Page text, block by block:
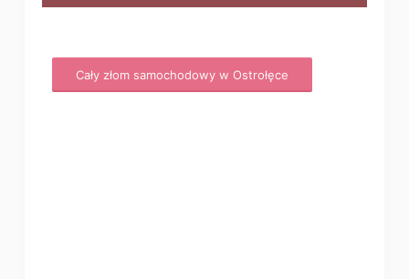
Cały złom samochodowy w Ostrołęce